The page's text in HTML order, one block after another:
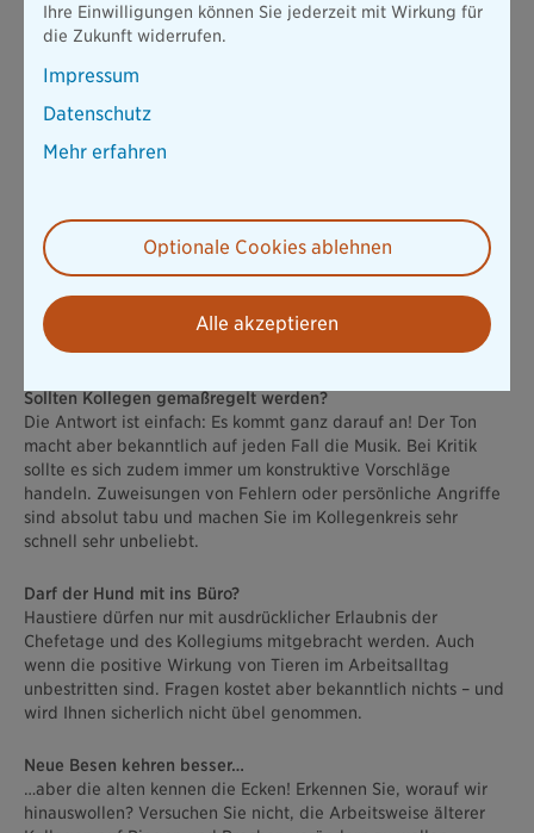
Sie haben die ersten Tage gut überstanden, haben sich mit
schön, Sie sind auf dem richtigen Weg. Trotzdem gibt es noch
eine ganze Menge zu beachten. Wir zeigen, was alles dazu
gehört!
erlaubt. Fragen sollten Sie aber trotzdem. Schließlich
verbringen Sie die meiste Zeit des Tages im Büro, daher wird
niemand bei einem Päckchen mit den Augen rollen. Sobald
aber der Arbeitsalltag wegen ständiger Lieferungen
kontinuierlich unterbrochen wird, kann es schnell Ärger
geben. Übertreiben Sie also nicht.
Sollten Kollegen gemaßregelt werden?
Die Antwort ist einfach: Es kommt ganz darauf an! Der Ton
macht aber bekanntlich auf jeden Fall die Musik. Bei Kritik
sollte es sich zudem immer um konstruktive Vorschläge
handeln. Zuweisungen von Fehlern oder persönliche Angriffe
sind absolut tabu und machen Sie im Kollegenkreis sehr
schnell sehr unbeliebt.
Darf der Hund mit ins Büro?
Haustiere dürfen nur mit ausdrücklicher Erlaubnis der
Chefetage und des Kollegiums mitgebracht werden. Auch
wenn die positive Wirkung von Tieren im Arbeitsalltag
unbestritten sind. Fragen kostet aber bekanntlich nichts – und
wird Ihnen sicherlich nicht übel genommen.
Neue Besen kehren besser…
…aber die alten kennen die Ecken! Erkennen Sie, worauf wir
hinauswollen? Versuchen Sie nicht, die Arbeitsweise älterer
Ihre Einwilligungen können Sie jederzeit mit Wirkung für
die Zukunft widerrufen.
Impressum
Datenschutz
Mehr erfahren
Optionale Cookies ablehnen
Alle akzeptieren